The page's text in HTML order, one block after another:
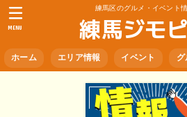
練馬区のグルメ・イベント
練馬ジモ
ホーム エリア情報 イベント グ
MENU